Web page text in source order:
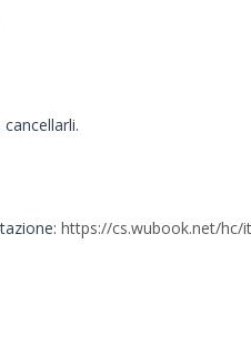
https://cs.wubook.net/hc/